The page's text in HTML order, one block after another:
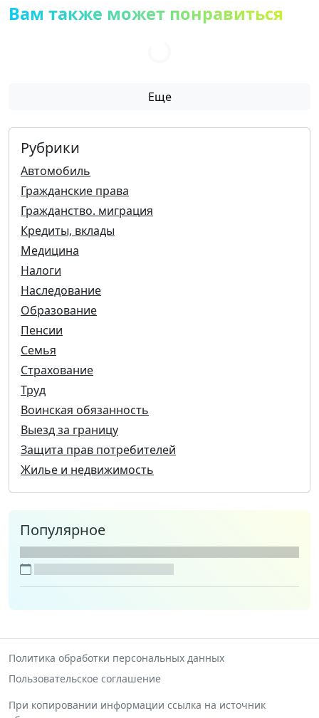
Вам также может понравиться
Еще
Рубрики
Автомобиль
Гражданские права
Гражданство. миграция
Кредиты, вклады
Медицина
Налоги
Наследование
Образование
Пенсии
Семья
Страхование
Труд
Воинская обязанность
Выезд за границу
Защита прав потребителей
Жилье и недвижимость
Популярное
Политика обработки персональных данных
Пользовательское соглашение
При копировании информации ссылка на источник